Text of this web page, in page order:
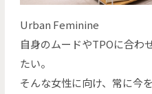
Urban Feminine
自身のムードやTPOに合わ
たい。
そんな女性に向け、常に今